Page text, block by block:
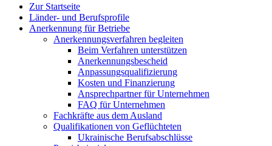
Zur Startseite
Länder- und Berufsprofile
Anerkennung für Betriebe
Anerkennungsverfahren begleiten
Beim Verfahren unterstützen
Anerkennungsbescheid
Anpassungsqualifizierung
Kosten und Finanzierung
Ansprechpartner für Unternehmen
FAQ für Unternehmen
Fachkräfte aus dem Ausland
Qualifikationen von Geflüchteten
Ukrainische Berufsabschlüsse